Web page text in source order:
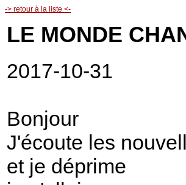
-> retour à la liste <-
LE MONDE
2017-10-31
Bonjour
J'écoute les
et je déprime